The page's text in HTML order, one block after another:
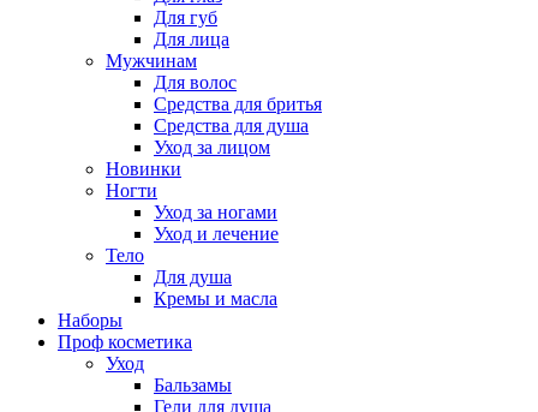
Для губ
Для лица
Мужчинам
Для волос
Средства для бритья
Средства для душа
Уход за лицом
Новинки
Ногти
Уход за ногами
Уход и лечение
Тело
Для душа
Кремы и масла
Наборы
Проф косметика
Уход
Бальзамы
Гели для душа